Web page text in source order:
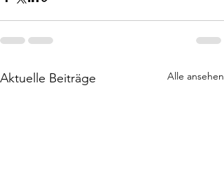
Aktuelle Beiträge Alle ansehen